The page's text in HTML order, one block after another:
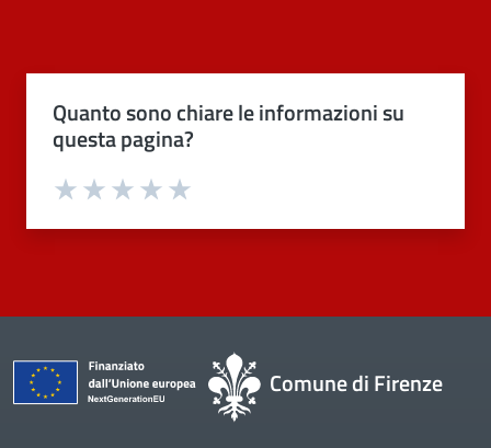
Quanto sono chiare le informazioni su
questa pagina?
Valuta 4 stelle su 5
Valuta 3 stelle su 5
Valuta 2 stelle su 5
Valuta 1 stelle su 5
Comune di Firenze